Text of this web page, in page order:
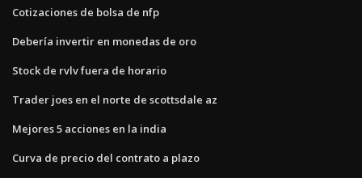
Cotizaciones de bolsa de nfp
Debería invertir en monedas de oro
Stock de rvlv fuera de horario
Trader joes en el norte de scottsdale az
Mejores 5 acciones en la india
Curva de precio del contrato a plazo